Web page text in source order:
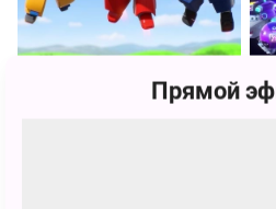
Супер Крылья. Суперпомощники
Прямой